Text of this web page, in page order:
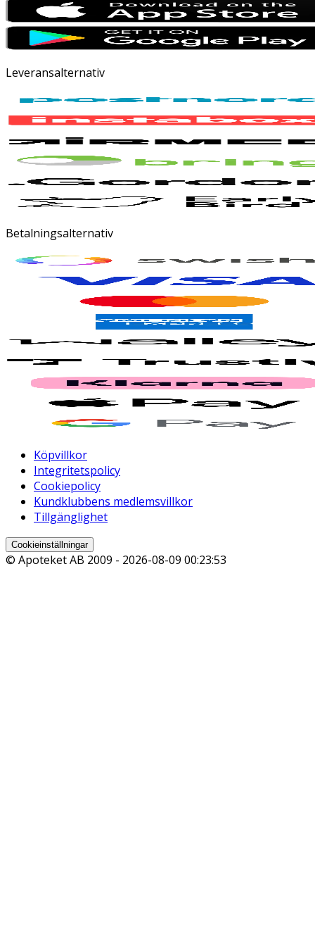
Leveransalternativ
Betalningsalternativ
Köpvillkor
Integritetspolicy
Cookiepolicy
Kundklubbens medlemsvillkor
Tillgänglighet
Cookieinställningar
© Apoteket AB 2009 - 2026-08-09 00:23:53